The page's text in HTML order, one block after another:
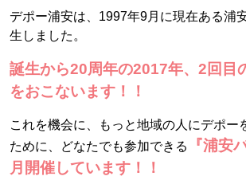
デポー浦安は、1997年9月に現在ある浦
生しました。
誕生から20周年の2017年、2回目
をおこないます！！
これを機会に、もっと地域の人にデポー
ために、どなたでも参加できる
『浦安
月開催しています！！